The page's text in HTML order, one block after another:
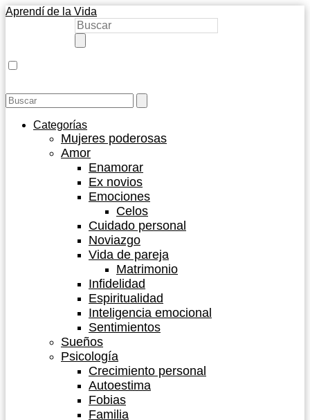
Aprendí de la Vida
Categorías
Mujeres poderosas
Amor
Enamorar
Ex novios
Emociones
Celos
Cuidado personal
Noviazgo
Vida de pareja
Matrimonio
Infidelidad
Espiritualidad
Inteligencia emocional
Sentimientos
Sueños
Psicología
Crecimiento personal
Autoestima
Fobias
Familia